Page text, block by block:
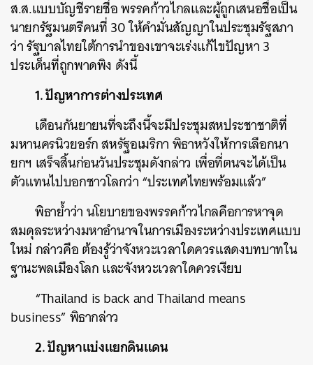
ส.ส.แบบบัญชีรายชื่อ พรรคก้าวไกลและผู้ถูกเสนอชื่อเป็น
นายกรัฐมนตรีคนที่ 30 ให้คำมั่นสัญญาในประชุมรัฐสภา
ว่า รัฐบาลไทยใต้การนำของเขาจะเร่งแก้ไขปัญหา 3
ประเด็นที่ถูกพาดพิง ดังนี้
1. ปัญหาการต่างประเทศ
เดือนกันยายนที่จะถึงนี้จะมีประชุมสหประชาชาติที่
มหานครนิวยอร์ก สหรัฐอเมริกา พิธาหวังให้การเลือกนา
ยกฯ เสร็จสิ้นก่อนวันประชุมดังกล่าว เพื่อที่ตนจะได้เป็น
ตัวแทนไปบอกชาวโลกว่า “ประเทศไทยพร้อมแล้ว”
พิธาย้ำว่า นโยบายของพรรคก้าวไกลคือการหาจุด
สมดุลระหว่างมหาอำนาจในการเมืองระหว่างประเทศแบบ
ใหม่ กล่าวคือ ต้องรู้ว่าจังหวะเวลาใดควรแสดงบทบาทใน
ฐานะพลเมืองโลก และจังหวะเวลาใดควรเงียบ
“Thailand is back and Thailand means
business” พิธากล่าว
2. ปัญหาแบ่งแยกดินแดน